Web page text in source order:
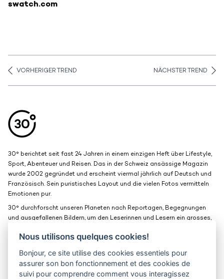
swatch.com
VORHERIGER TREND NÄCHSTER TREND
30° berichtet seit fast 24 Jahren in einem einzigen Heft über Lifestyle,
Sport, Abenteuer und Reisen. Das in der Schweiz ansässige Magazin
wurde 2002 gegründet und erscheint viermal jährlich auf Deutsch und
Französisch. Sein puristisches Layout und die vielen Fotos vermitteln
Emotionen pur.
30° durchforscht unseren Planeten nach Reportagen, Begegnungen
und ausgefallenen Bildern, um den Leserinnen und Lesern ein grosses,
Kontakt
Jobs Vertraulichkeit
Nous utilisons quelques cookies!
Bonjour, ce site utilise des cookies essentiels pour
assurer son bon fonctionnement et des cookies de
suivi pour comprendre comment vous interagissez